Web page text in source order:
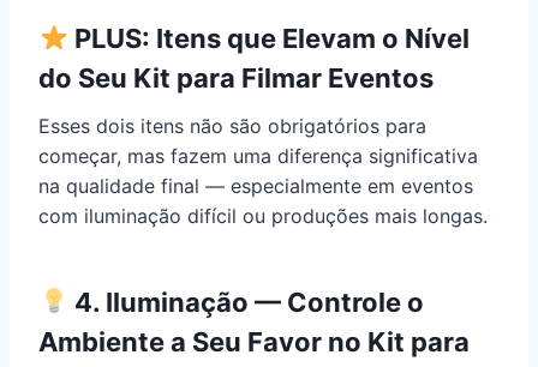
PLUS: Itens que Elevam o Nível
do Seu Kit para Filmar Eventos
Esses dois itens não são obrigatórios para
começar, mas fazem uma diferença significativa
na qualidade final — especialmente em eventos
com iluminação difícil ou produções mais longas.
4. Iluminação — Controle o
Ambiente a Seu Favor no Kit para